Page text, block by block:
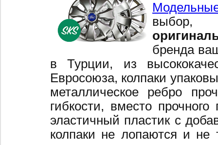
выбор,
бренда
в Турции, из
Евросоюза, колпаки
металлическое ребро
гибкости, вместо
эластичный пластик с
колпаки не лопаются и не